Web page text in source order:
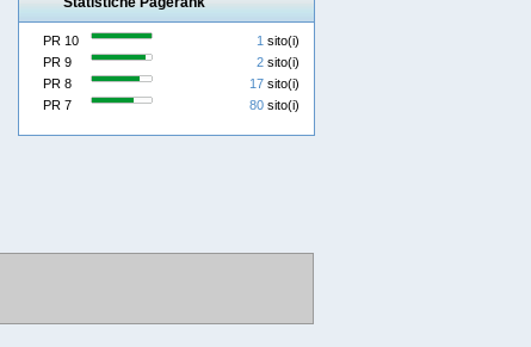
PR 10 1 sito(i)
PR 9
2 sito(i)
PR 8
17 sito(i)
PR 7
80 sito(i)